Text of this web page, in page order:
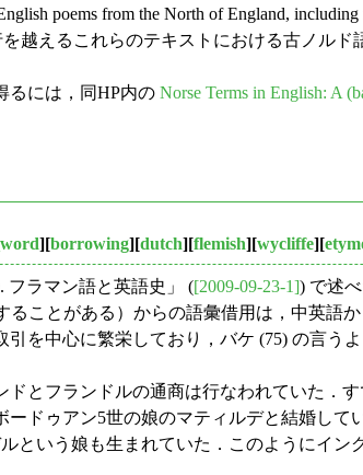
poems from the North of England,
越えるこれらのテキストにおける古ノル
るには，同HP内の Norse Terms in English: A
][borrowing][dutch][flemish][wycliffe][
フラマン語と英語史」 ([2009-09-23-1]) で述
ことがある）からの語彙借用は，中英語
を中心に繁栄しており，バケ (75) の言
とフランドルの通商は行なわれていた．
ドゥアン5世の娘のマティルデと結婚し
という娘も生まれていた．このようにイ